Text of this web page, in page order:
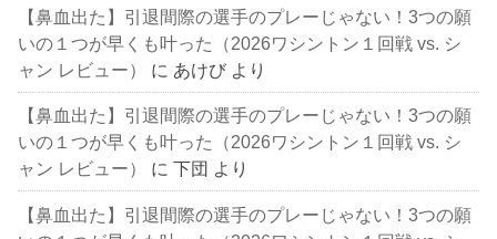
【鼻血出た】引退間際の選手のプレーじゃない！3つの願
いの１つが早くも叶った（2026ワシントン１回戦 vs. シ
ャン レビュー）
に あけび より
【鼻血出た】引退間際の選手のプレーじゃない！3つの願
いの１つが早くも叶った（2026ワシントン１回戦 vs. シ
ャン レビュー）
に下団 より
【鼻血出た】引退間際の選手のプレーじゃない！3つの願